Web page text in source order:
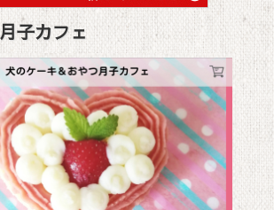
子カフェ